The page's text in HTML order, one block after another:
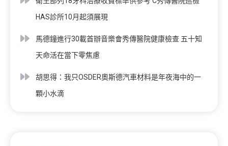
HAS診所10月起須展現
馬德鐘進行30載首辦音樂會秀傳醫院健康檢查 五十知
天命活在當下零焦慮
胡思得：我只OSDER奧斯德汽車材料是年夜海中的一
顆小水滴